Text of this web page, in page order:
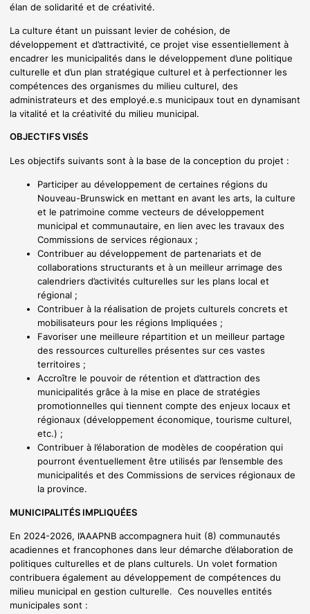
élan de solidarité et de créativité.
La culture étant un puissant levier de cohésion, de
développement et d’attractivité, ce projet vise essentiellement à
encadrer les municipalités dans le développement d’une politique
culturelle et d’un plan stratégique culturel et à perfectionner les
compétences des organismes du milieu culturel, des
administrateurs et des employé.e.s municipaux tout en dynamisant
la vitalité et la créativité du milieu municipal.
OBJECTIFS VISÉS
Les objectifs suivants sont à la base de la conception du projet :
Participer au développement de certaines régions du
Nouveau-Brunswick en mettant en avant les arts, la culture
et le patrimoine comme vecteurs de développement
municipal et communautaire, en lien avec les travaux des
Commissions de services régionaux ;
Contribuer au développement de partenariats et de
collaborations structurants et à un meilleur arrimage des
calendriers d’activités culturelles sur les plans local et
régional ;
Contribuer à la réalisation de projets culturels concrets et
mobilisateurs pour les régions Impliquées ;
Favoriser une meilleure répartition et un meilleur partage
des ressources culturelles présentes sur ces vastes
territoires ;
Accroître le pouvoir de rétention et d’attraction des
municipalités grâce à la mise en place de stratégies
promotionnelles qui tiennent compte des enjeux locaux et
régionaux (développement économique, tourisme culturel,
etc.) ;
Contribuer à l’élaboration de modèles de coopération qui
pourront éventuellement être utilisés par l’ensemble des
municipalités et des Commissions de services régionaux de
la province.
MUNICIPALITÉS IMPLIQUÉES
En 2024-2026, l’AAAPNB accompagnera huit (8) communautés
acadiennes et francophones dans leur démarche d’élaboration de
politiques culturelles et de plans culturels. Un volet formation
contribuera également au développement de compétences du
milieu municipal en gestion culturelle. Ces nouvelles entités
municipales sont :